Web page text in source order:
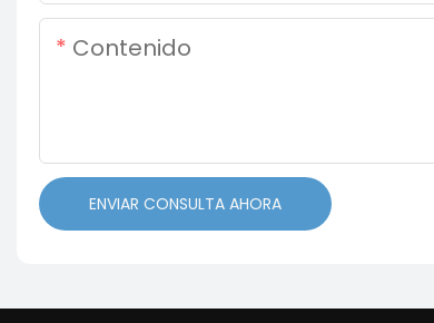
Contenido
ENVIAR CONSULTA AHORA